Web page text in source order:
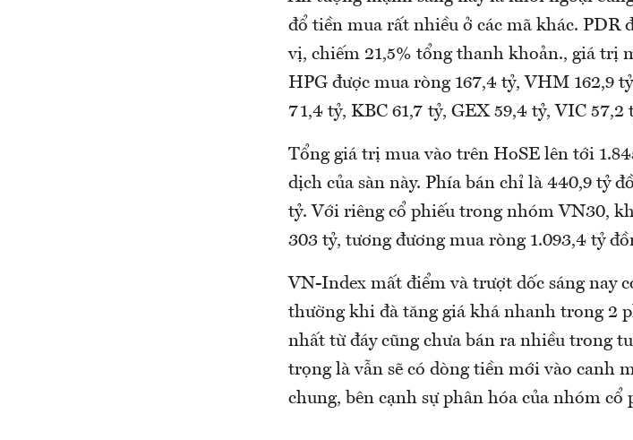
đổ tiền mua rất nhiều ở các mã khác. PDR
vị, chiếm 21,5% tổng thanh khoản., giá trị
HPG được mua ròng 167,4 tỷ, VHM 162,9
71,4 tỷ, KBC 61,7 tỷ, GEX 59,4 tỷ, VIC 57,2
Tổng giá trị mua vào trên HoSE lên tới
dịch của sàn này. Phía bán chỉ là 440,9 tỷ
tỷ. Với riêng cổ phiếu trong nhóm VN30,
303 tỷ, tương đương mua ròng 1.093,4 tỷ
VN-Index mất điểm và trượt dốc sáng nay
thường khi đà tăng giá khá nhanh trong 2
nhất từ đáy cũng chưa bán ra nhiều trong
trọng là vẫn sẽ có dòng tiền mới vào canh
chung, bên cạnh sự phân hóa của nhóm cổ